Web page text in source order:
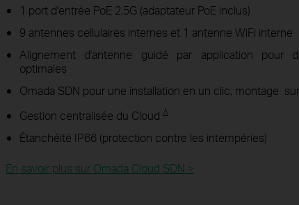
1 port d'entrée PoE 2,5G (adaptateur PoE inclus)
9 antennes cellulaires internes et 1 antenne WiFi interne
Alignement d'antenne guidé par application pour
optimales
Omada SDN pour une installation en un clic, montage
Gestion centralisée du Cloud Δ
Étanchéité IP66 (protection contre les intempéries)
En savoir plus sur Omada Cloud SDN >